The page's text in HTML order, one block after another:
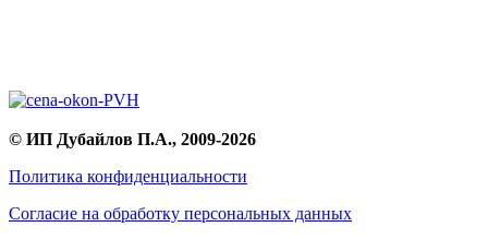
© ИП Дубайлов П.А., 2009-2026
Политика конфиденциальности
Согласие на обработку персональных данных